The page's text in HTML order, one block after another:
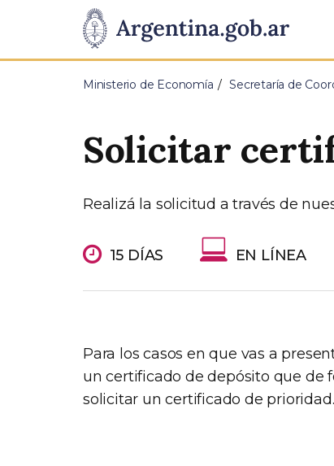
Presidencia
de
Pasar al contenido principal
Ministerio de Economía Secretaría de
Solicitar
Realizá la solicitud a través de
15 DÍAS EN LÍNEA
Para los casos en que vas a
un certificado de depósito que de
solicitar un certificado de prioridad.